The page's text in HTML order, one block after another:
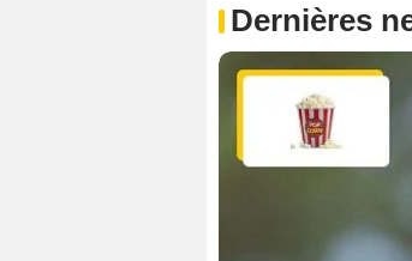
Dernières